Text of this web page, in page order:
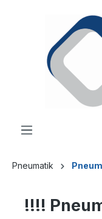
Pneumatik
!!!!